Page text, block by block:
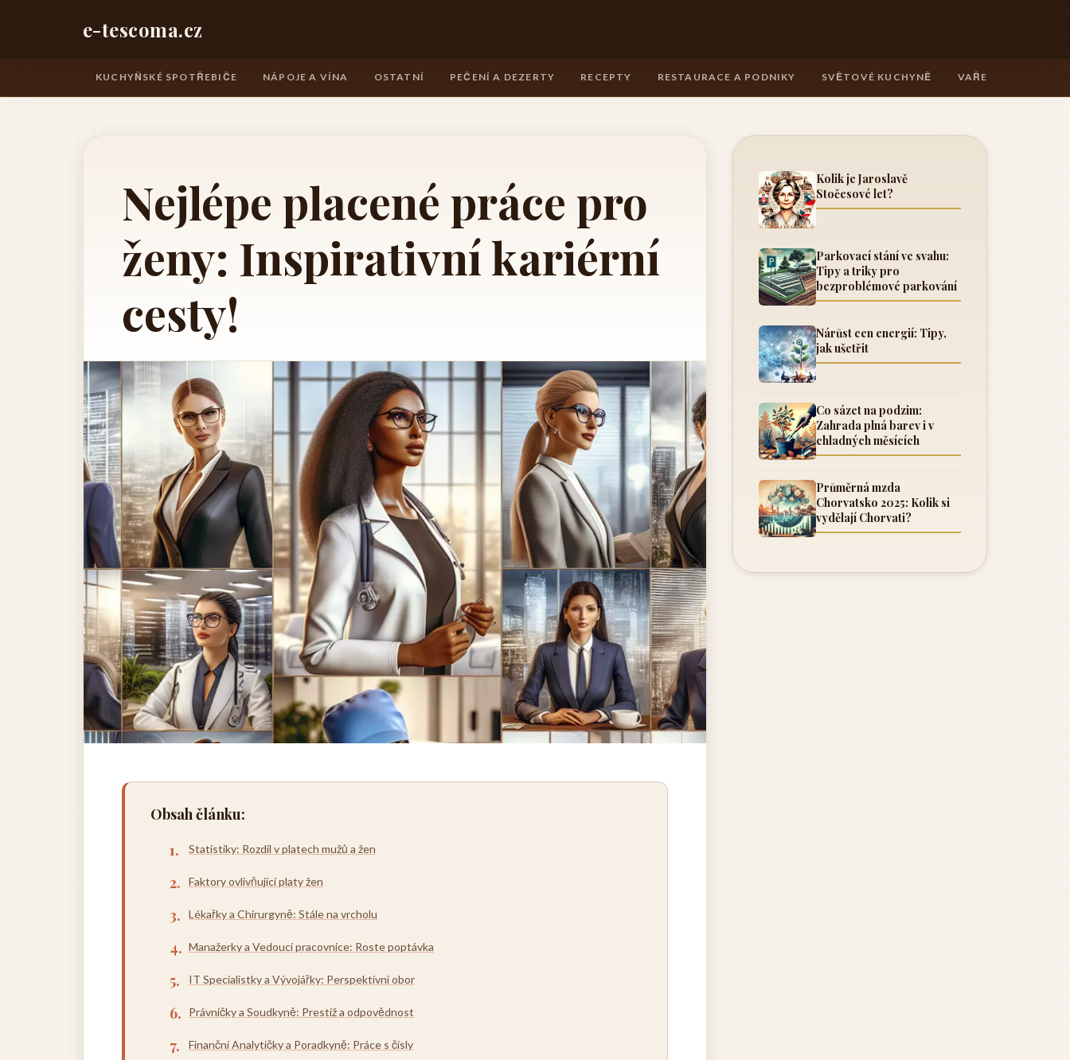
e-tescoma.cz
KUCHYŇSKÉ SPOTŘEBIČE NÁPOJE A VÍNA OSTATNÍ PEČENÍ A DEZERTY RECEPTY RESTAURACE A PODNIKY SVĚTOVÉ KUCHYNĚ VAŘENÍ A
Nejlépe placené práce pro
ženy: Inspirativní kariérní
cesty!
Obsah článku:
Statistiky: Rozdíl v platech mužů a žen
Faktory ovlivňující platy žen
Lékařky a Chirurgyně: Stále na vrcholu
Manažerky a Vedoucí pracovnice: Roste poptávka
IT Specialistky a Vývojářky: Perspektivní obor
Právničky a Soudkyně: Prestiž a odpovědnost
Finanční Analytičky a Poradkyně: Práce s čísly
Kolik je Jaroslavě
Stočesové let?
Parkovací stání ve svahu:
Tipy a triky pro
bezproblémové parkování
Nárůst cen energií: Tipy,
jak ušetřit
Co sázet na podzim:
Zahrada plná barev i v
chladných měsících
Průměrná mzda
Chorvatsko 2025: Kolik si
vydělají Chorvati?